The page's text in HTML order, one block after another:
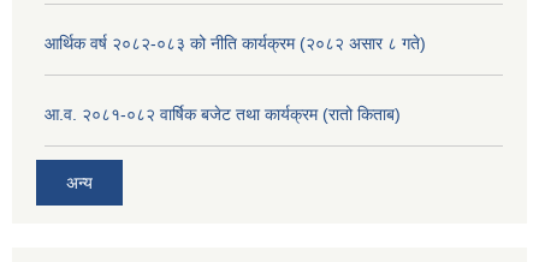
आर्थिक वर्ष २०८२-०८३ को नीति कार्यक्रम (२०८२ असार ८ गते)
आ.व. २०८१-०८२ वार्षिक बजेट तथा कार्यक्रम (रातो किताब)
अन्य